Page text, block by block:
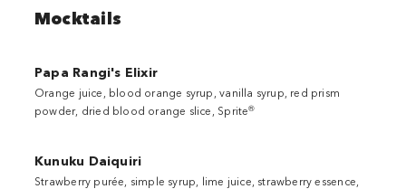
Mocktails
Papa Rangi's Elixir
Orange juice, blood orange syrup, vanilla syrup, red prism
powder, dried blood orange slice, Sprite®
Kunuku Daiquiri
Strawberry purée, simple syrup, lime juice, strawberry essence,